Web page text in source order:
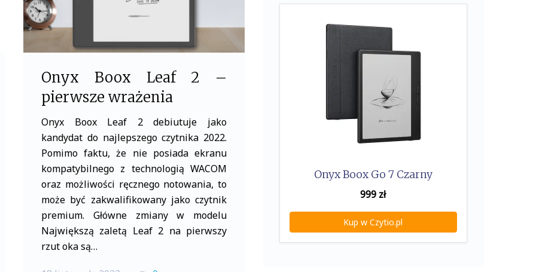
Onyx Boox Leaf 2 –
pierwsze wrażenia
Onyx Boox Leaf 2 debiutuje jako
kandydat do najlepszego czytnika 2022.
Pomimo faktu, że nie posiada ekranu
kompatybilnego z technologią WACOM
oraz możliwości ręcznego notowania, to
może być zakwalifikowany jako czytnik
premium. Główne zmiany w modelu
Największą zaletą Leaf 2 na pierwszy
rzut oka są…
Onyx Boox Go 7 Czarny
999 zł
Kup w Czytio.pl